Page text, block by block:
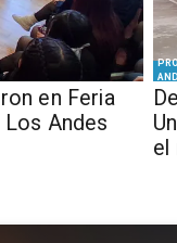
en Feria
Andes
el